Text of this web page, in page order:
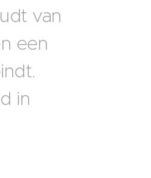
van
een
in